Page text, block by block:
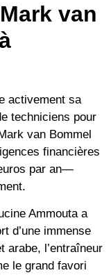
van
activement sa
techniciens pour
van Bommel
financières
par an—
Ammouta a
d’une immense
arabe, l’entraîneur
le grand favori